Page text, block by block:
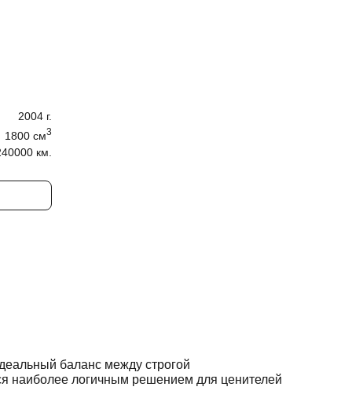
2004 г.
1800 cм3
км.
баланс между строгой
наиболее логичным решением для ценителей